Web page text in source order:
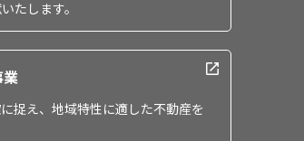
たします。
業
捉え、地域特性に適した不動産を